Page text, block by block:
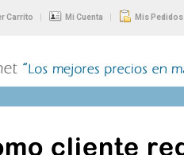
Carrito | Mi Cuenta | Mis Pedidos